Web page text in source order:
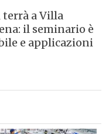
terrà a Villa
il seminario è
e applicazioni